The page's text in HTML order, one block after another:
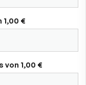
1,00 €
von 1,00 €